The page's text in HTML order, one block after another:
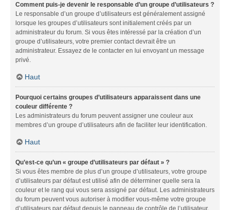
Comment puis-je devenir le responsable d’un groupe d’utilisateurs ?
Le responsable d’un groupe d’utilisateurs est généralement assigné
lorsque les groupes d’utilisateurs sont initialement créés par un
administrateur du forum. Si vous êtes intéressé par la création d’un
groupe d’utilisateurs, votre premier contact devrait être un
administrateur. Essayez de le contacter en lui envoyant un message
privé.
Haut
Pourquoi certains groupes d’utilisateurs apparaissent dans une
couleur différente ?
Les administrateurs du forum peuvent assigner une couleur aux
membres d’un groupe d’utilisateurs afin de faciliter leur identification.
Haut
Qu’est-ce qu’un « groupe d’utilisateurs par défaut » ?
Si vous êtes membre de plus d’un groupe d’utilisateurs, votre groupe
d’utilisateurs par défaut est utilisé afin de déterminer quelle sera la
couleur et le rang qui vous sera assigné par défaut. Les administrateurs
du forum peuvent vous autoriser à modifier vous-même votre groupe
d’utilisateurs par défaut depuis le panneau de contrôle de l’utilisateur.